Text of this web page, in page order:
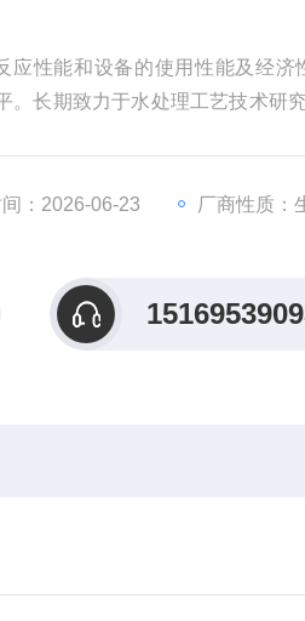
应性能和设备的使用性能及经
。长期致力于水处理工艺技术研
：2026-06-23 厂商性质：